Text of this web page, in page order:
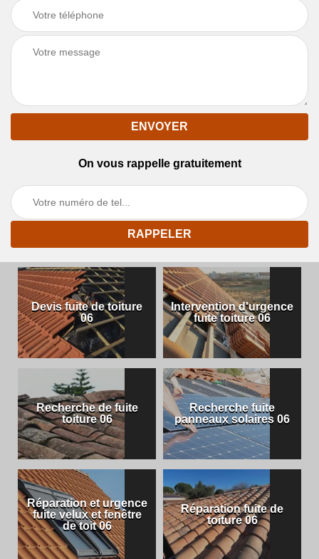
On vous rappelle gratuitement
Devis fuite de toiture
06
Intervention d'urgence
fuite toiture 06
Recherche de fuite
toiture 06
Recherche fuite
panneaux solaires 06
Réparation et urgence
fuite velux et fenêtre
de toit 06
Réparation fuite de
toiture 06